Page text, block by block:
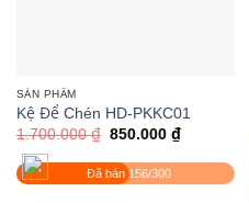
SẢN PHẨM
Kệ Để Chén HD-PKKC01
1.700.000₫ Giá
là:
1.700.000 ₫.
850.000 ₫Giá
hiện
tại
850.000 ₫.
Đã bán 156/300